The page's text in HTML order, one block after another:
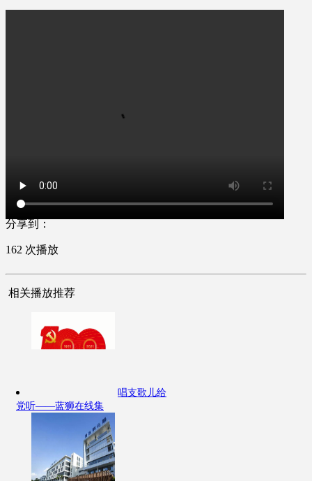
分享到：
162 次播放
相关播放推荐
唱支歌儿给
党听——蓝狮在线集